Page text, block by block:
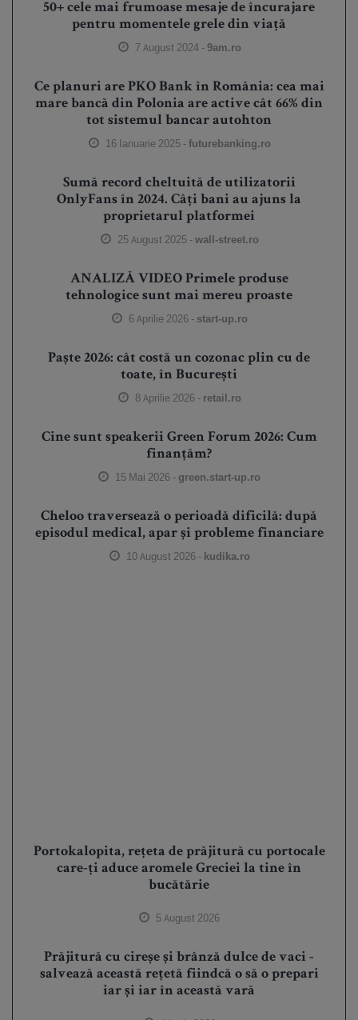
50+ cele mai frumoase mesaje de încurajare
pentru momentele grele din viață
7 August 2024 -9am.ro
Ce planuri are PKO Bank în România: cea mai
mare bancă din Polonia are active cât 66% din
tot sistemul bancar autohton
16 Ianuarie 2025 -futurebanking.ro
Sumă record cheltuită de utilizatorii
OnlyFans în 2024. Câți bani au ajuns la
proprietarul platformei
25 August 2025 -wall-street.ro
ANALIZĂ VIDEO Primele produse
tehnologice sunt mai mereu proaste
6 Aprilie 2026 - start-up.ro
Paște 2026: cât costă un cozonac plin cu de
toate, în București
8 Aprilie 2026 - retail.ro
Cine sunt speakerii Green Forum 2026: Cum
finanțăm?
15 Mai 2026 - green.start-up.ro
Cheloo traversează o perioadă dificilă: după
episodul medical, apar și probleme financiare
10 August 2026 - kudika.ro
Portokalopita, rețeta de prăjitură cu portocale
care-ți aduce aromele Greciei la tine în
bucătărie
5 August 2026
Prăjitură cu cireșe și brânză dulce de vaci -
salvează această rețetă fiindcă o să o prepari
iar și iar în această vară